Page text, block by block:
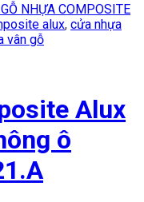
NHỰA COMPOSITE
alux, cửa nhựa
vân gỗ
Alux
ô